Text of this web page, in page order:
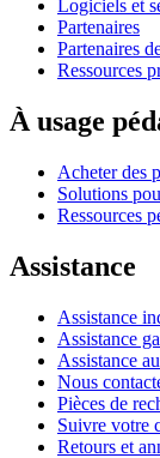
Logiciels et
Partenaires
Partenaires
Ressources
À usage
Acheter des
Solutions
Ressources
Assistance
Assistance
Assistance
Assistance
Nous
Pièces de
Suivre votre
Retours et